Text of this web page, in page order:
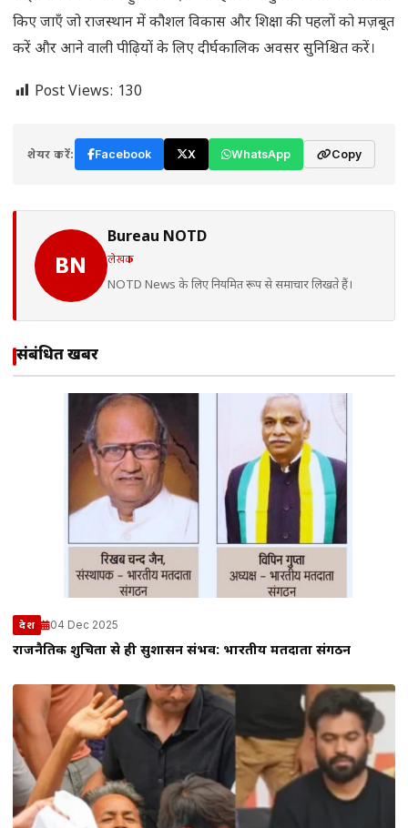
किए जाएँ जो राजस्थान में कौशल विकास और शिक्षा की पहलों को मज़बूत
करें और आने वाली पीढ़ियों के लिए दीर्घकालिक अवसर सुनिश्चित करें।
Post Views: 130
शेयर करें: Facebook X WhatsApp Copy
BN
Bureau NOTD
लेखक
NOTD News के लिए नियमित रूप से समाचार लिखते हैं।
संबंधित खबरें
देश 04 Dec 2025
राजनैतिक शुचिता से ही सुशासन संभव: भारतीय मतदाता संगठन